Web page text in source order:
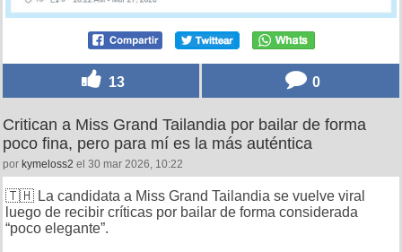
13 0
Critican a Miss Grand Tailandia por bailar de forma
poco fina, pero para mí es la más auténtica
por kymeloss2 el 30 mar 2026, 10:22
🇹🇭 La candidata a Miss Grand Tailandia se vuelve viral
luego de recibir críticas por bailar de forma considerada
“poco elegante”.